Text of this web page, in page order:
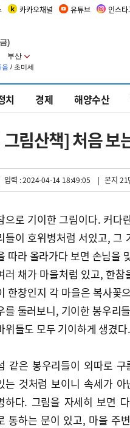
카카오채널 유튜브 인스타
치 경제 해양수산
림산책] 처음 보
입력 : 2024-04-14 18:49:05 | 본지 21
으로 기이한 그림이다. 커다
들이 호위병처럼 서있고, 그
따라 올라가다 보면 손님을
러 채가 마을처럼 있고, 한
한창인지 각 마을은 복사꽃
를 둘러보니, 기이한 봉우리
위들도 모두 기이하게 생겼
같은 봉우리들이 외따로 구
는 것처럼 보이니 속세가 아
하다. 그림을 자세히 보면
통하는 문이 있고, 마을 주